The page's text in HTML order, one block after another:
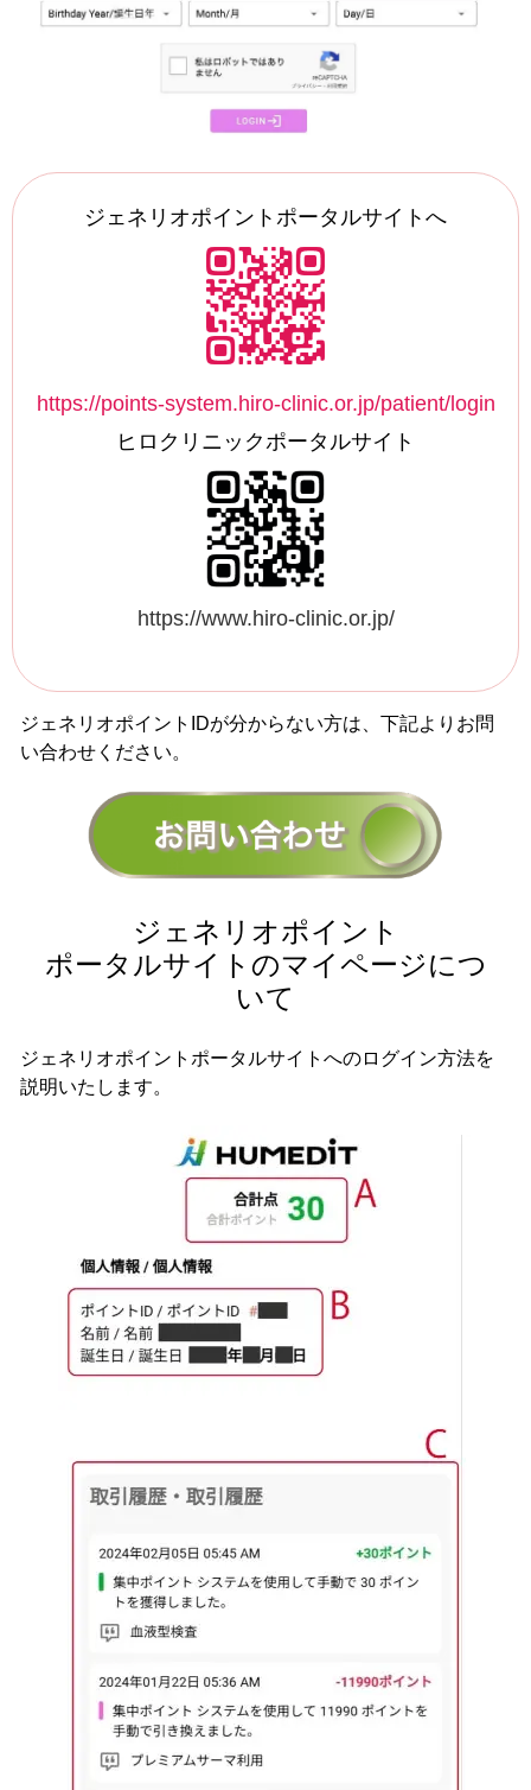
ジェネリオポイントポータルサイトへ
https://points-system.hiro-clinic.or.jp/patient/login
ヒロクリニックポータルサイト
https://www.hiro-clinic.or.jp/
ジェネリオポイントIDが分からない方は、下記よりお問
い合わせください。
ジェネリオポイント
ポータルサイトのマイページにつ
いて
ジェネリオポイントポータルサイトへのログイン方法を
説明いたします。